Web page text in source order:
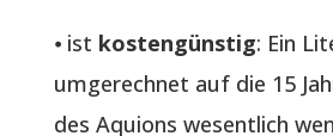
⦁ ist kostengünstig: Ein
umgerechnet auf die 15
des Aquions wesentlich